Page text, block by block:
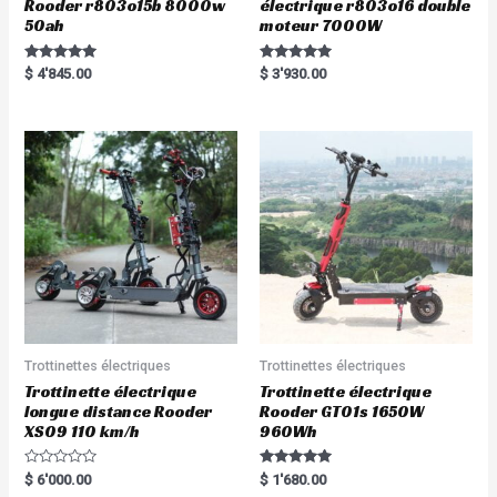
Rooder r803o15b 8000w
50ah
Rated
5.00
$ 4'845.00
électrique r803o16 double
moteur 7000W
Rated
5.00
$ 3'930.00
Trottinettes électriques
Trottinette électrique
longue distance Rooder
XS09 110 km/h
R
a
$ 6'000.00
Trottinettes électriques
Trottinette électrique
Rooder GT01s 1650W
960Wh
Rated
5.00
$ 1'680.00